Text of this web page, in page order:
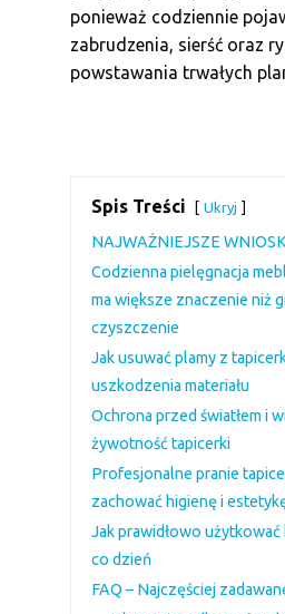
ponieważ codziennie
zabrudzenia, sierść oraz
powstawania trwałych
Spis Treści Ukryj
NAJWAŻNIEJSZE
Codzienna pielęgnacja
ma większe znaczenie niż
czyszczenie
Jak usuwać plamy z
uszkodzenia materiału
Ochrona przed światłem i
żywotność tapicerki
Profesjonalne pranie
zachować higienę i
Jak prawidłowo
co dzień
FAQ – Najczęściej